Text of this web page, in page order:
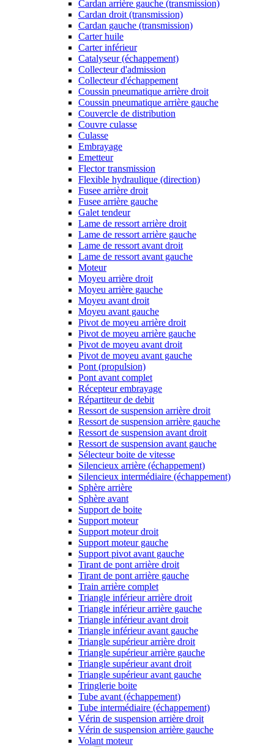
Cardan arrière gauche (transmission)
Cardan droit (transmission)
Cardan gauche (transmission)
Carter huile
Carter inférieur
Catalyseur (échappement)
Collecteur d'admission
Collecteur d'échappement
Coussin pneumatique arrière droit
Coussin pneumatique arrière gauche
Couvercle de distribution
Couvre culasse
Culasse
Embrayage
Emetteur
Flector transmission
Flexible hydraulique (direction)
Fusee arrière droit
Fusee arrière gauche
Galet tendeur
Lame de ressort arrière droit
Lame de ressort arrière gauche
Lame de ressort avant droit
Lame de ressort avant gauche
Moteur
Moyeu arrière droit
Moyeu arrière gauche
Moyeu avant droit
Moyeu avant gauche
Pivot de moyeu arrière droit
Pivot de moyeu arrière gauche
Pivot de moyeu avant droit
Pivot de moyeu avant gauche
Pont (propulsion)
Pont avant complet
Récepteur embrayage
Répartiteur de debit
Ressort de suspension arrière droit
Ressort de suspension arrière gauche
Ressort de suspension avant droit
Ressort de suspension avant gauche
Sélecteur boite de vitesse
Silencieux arrière (échappement)
Silencieux intermédiaire (échappement)
Sphère arrière
Sphère avant
Support de boite
Support moteur
Support moteur droit
Support moteur gauche
Support pivot avant gauche
Tirant de pont arrière droit
Tirant de pont arrière gauche
Train arrière complet
Triangle inférieur arrière droit
Triangle inférieur arrière gauche
Triangle inférieur avant droit
Triangle inférieur avant gauche
Triangle supérieur arrière droit
Triangle supérieur arrière gauche
Triangle supérieur avant droit
Triangle supérieur avant gauche
Tringlerie boite
Tube avant (échappement)
Tube intermédiaire (échappement)
Vérin de suspension arrière droit
Vérin de suspension arrière gauche
Volant moteur